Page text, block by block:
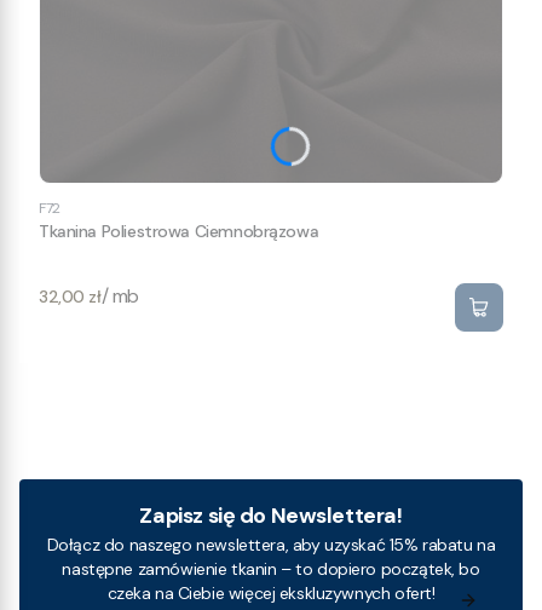
F72
Tkanina Poliestrowa Ciemnobrązowa
Cena
32,00 zł/ mb
Zapisz się do Newslettera!
Dołącz do naszego newslettera, aby uzyskać 15% rabatu na
następne zamówienie tkanin – to dopiero początek, bo
czeka na Ciebie więcej ekskluzywnych ofert!